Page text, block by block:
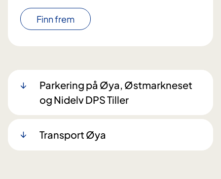
Finn frem
Parkering på Øya, Østmarkneset
og Nidelv DPS Tiller
Transport Øya